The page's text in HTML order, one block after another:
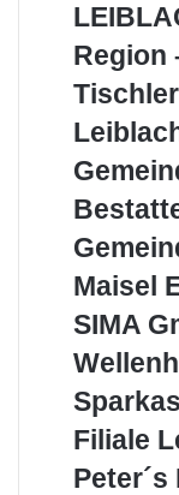
Adresse:
Tel.:
E-Mail:
Homepage:
–
Aus
Region
–
Für
die
Region
Region
Tischlerei
Leiblachtal
Gemeinde
Bestatter
Gemeinde
Maisel
GmbH
Maisel
SIMA
SIMA
Wellenhof
Sparkasse
Bregenz
AG
–
Filiale
Peter